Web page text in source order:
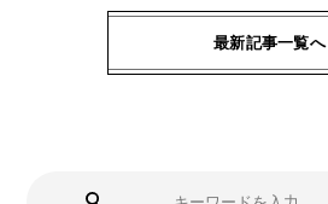
最新記事一覧へ